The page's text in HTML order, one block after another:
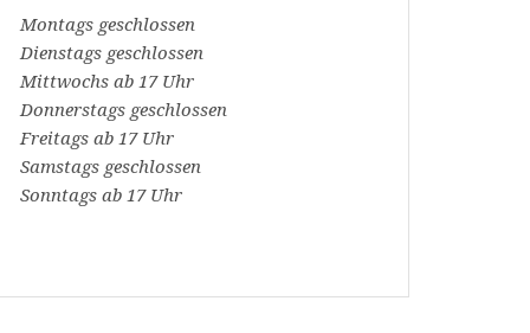
Montags geschlossen
Dienstags geschlossen
Mittwochs ab 17 Uhr
Donnerstags geschlossen
Freitags ab 17 Uhr
Samstags geschlossen
Sonntags ab 17 Uhr